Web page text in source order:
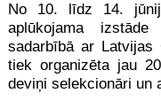
No 10. līdz 14.
aplūkojama
sadarbībā ar
tiek organizēta jau
deviņi selekcionāri un